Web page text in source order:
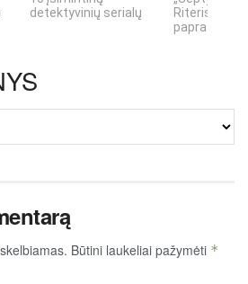
detektyvinių serialų
Riteris" – kai
Būtini laukeliai pažymėti *